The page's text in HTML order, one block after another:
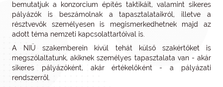
bemutatjuk a konzorcium építés taktikáit, valamint sikeres
pályázók is beszámolnak a tapasztalataikról, illetve a
résztvevők személyesen is megismerkedhetnek majd az
adott téma nemzeti kapcsolattartóival is.
A NIÜ szakemberein kívül tehát külső szakértőket is
megszólaltatunk, akiknek személyes tapasztalata van - akár
sikeres pályázóként, akár értékelőként - a pályázati
rendszerről.